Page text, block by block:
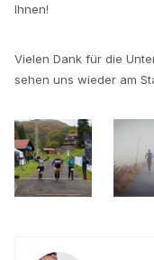
Ihnen!
Vielen Dank für die
sehen uns wieder am